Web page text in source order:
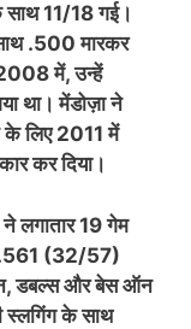
11/18 गई।
.500 मारकर
2008 में, उन्हें
था। मेंडोज़ा ने
के लिए 2011 में
कर दिया।
लगातार 19 गेम
.561 (32/57)
डबल्स और बेस ऑन
स्लगिंग के साथ